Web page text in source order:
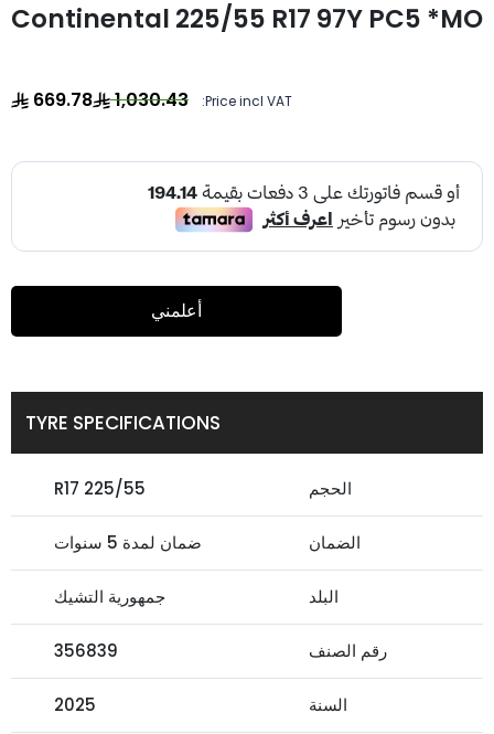
Continental 225/55 R17 97Y PC5 *MO
Price incl VAT:
1,030.43
669.78
أعلمني
TYRE SPECIFICATIONS
الحجم 225/55 R17
الضمان ضمان لمدة 5 سنوات
البلد جمهورية التشيك
رقم الصنف 356839
السنة 2025